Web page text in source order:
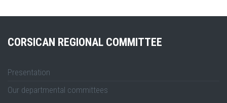
CORSICAN REGIONAL COMMITTEE
Presentation
Our departmental committees